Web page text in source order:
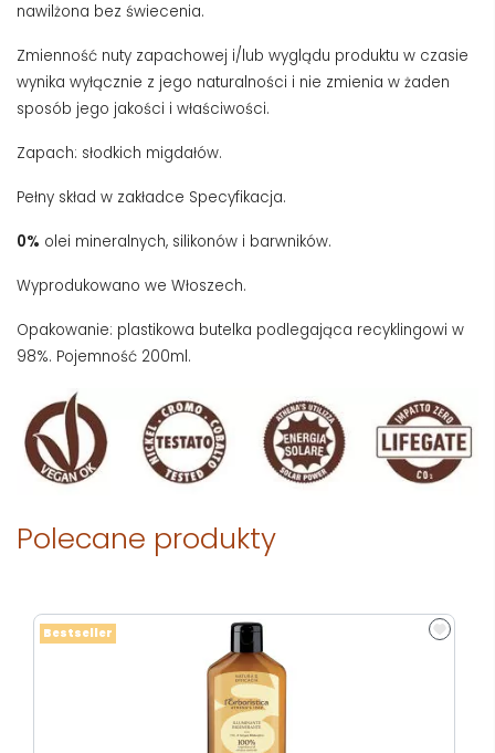
nawilżona bez świecenia.
Zmienność nuty zapachowej i/lub wyglądu produktu w czasie
wynika wyłącznie z jego naturalności i nie zmienia w żaden
sposób jego jakości i właściwości.
Zapach: słodkich migdałów.
Pełny skład w zakładce Specyfikacja.
0% olei mineralnych, silikonów i barwników.
Wyprodukowano we Włoszech.
Opakowanie: plastikowa butelka podlegająca recyklingowi w
98%. Pojemność 200ml.
Polecane produkty
Bestseller